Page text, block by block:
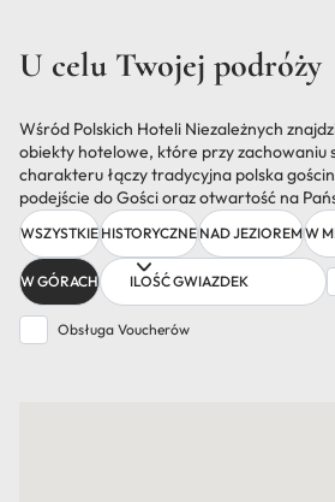
U celu Twojej podróży
Wśród Polskich Hoteli Niezależnych
obiekty hotelowe, które przy zachowaniu
charakteru łączy tradycyjna polska
podejście do Gości oraz otwartość na
WSZYSTKIE HISTORYCZNE NAD JEZIOREM W
W GÓRACH ILOŚĆ GWIAZDEK
Obsługa Voucherów